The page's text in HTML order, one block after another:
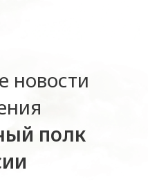
новости
полк